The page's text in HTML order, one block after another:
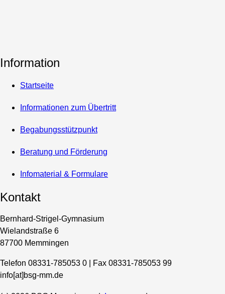
Information
Startseite
Informationen zum Übertritt
Begabungsstützpunkt
Beratung und Förderung
Infomaterial & Formulare
Kontakt
Bernhard-Strigel-Gymnasium
Wielandstraße 6
87700 Memmingen
Telefon 08331-785053 0 | Fax 08331-785053 99
info[at]bsg-mm.de